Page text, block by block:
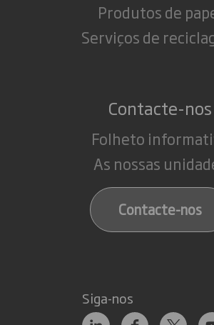
Produtos de
Serviços de
Contacte-nos
Folheto
As nossas
Contacte-nos
Siga-nos